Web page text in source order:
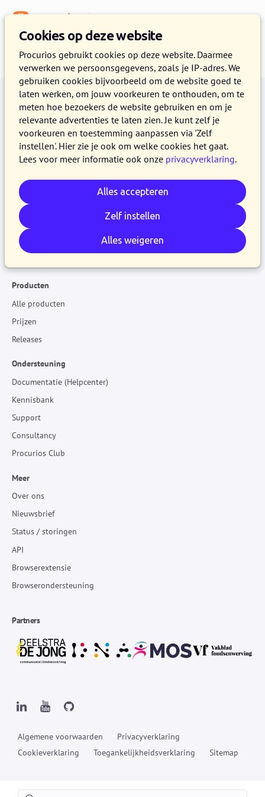
Cookies op deze website
Procurios gebruikt cookies op deze website. Daarmee
verwerken we persoonsgegevens, zoals je IP-adres. We
gebruiken cookies bijvoorbeeld om de website goed te
laten werken, om jouw voorkeuren te onthouden, om te
meten hoe bezoekers de website gebruiken en om je
relevante advertenties te laten zien. Je kunt zelf je
voorkeuren en toestemming aanpassen via 'Zelf
instellen'. Hier zie je ook om welke cookies het gaat.
Lees voor meer informatie ook onze privacyverklaring.
Alles accepteren
Zelf instellen
Alles weigeren
Klantverhalen
Ledenverenigingen
Stichtingen en goede doelen
Patiëntenvereniging
Producten
Alle producten
Prijzen
Releases
Ondersteuning
Documentatie (Helpcenter)
Kennisbank
Support
Consultancy
Procurios Club
Meer
Over ons
Nieuwsbrief
Status / storingen
API
Browserextensie
Browserondersteuning
Partners
Algemene voorwaarden
Privacyverklaring
Cookieverklaring
Toegankelijkheidsverklaring Sitemap